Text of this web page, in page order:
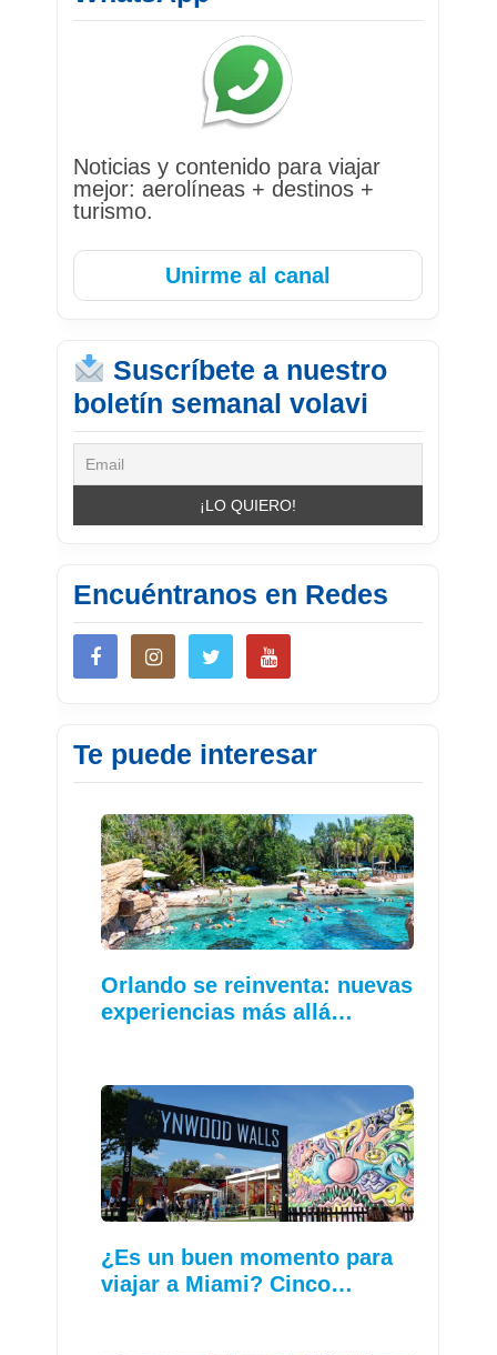
Noticias y contenido para viajar
mejor: aerolíneas + destinos +
turismo.
Unirme al canal
Suscríbete a nuestro
boletín semanal volavi
Encuéntranos en Redes
Te puede interesar
Orlando se reinventa: nuevas
experiencias más allá…
¿Es un buen momento para
viajar a Miami? Cinco…